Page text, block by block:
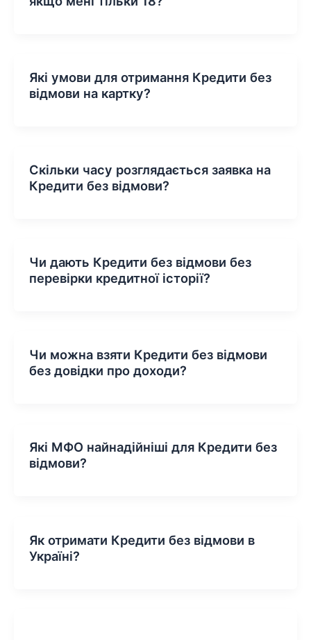
Які умови для отримання Кредити без
відмови на картку?
Скільки часу розглядається заявка на
Кредити без відмови?
Чи дають Кредити без відмови без
перевірки кредитної історії?
Чи можна взяти Кредити без відмови
без довідки про доходи?
Які МФО найнадійніші для Кредити без
відмови?
Як отримати Кредити без відмови в
Україні?